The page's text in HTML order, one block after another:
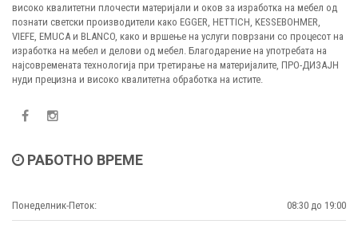
високо квалитетни плочести материјали и оков за изработка на мебел од
познати светски производители како EGGER, HETTICH, KESSEBOHMER,
VIEFE, EMUCA и BLANCO, како и вршење на услуги поврзани со процесот на
изработка на мебел и делови од мебел. Благодарение на употребата на
најсовремената технологија при третирање на материјалите, ПРО-ДИЗАЈН
нуди прецизна и високо квалитетна обработка на истите.
РАБОТНО ВРЕМЕ
Понеделник-Петок: 08:30 до 19:00